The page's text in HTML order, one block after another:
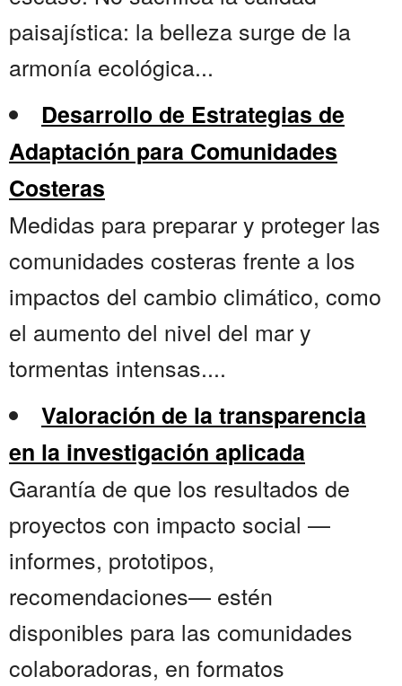
paisajística: la belleza surge de la
armonía ecológica...
Desarrollo de Estrategias de
Adaptación para Comunidades
Costeras
Medidas para preparar y proteger las
comunidades costeras frente a los
impactos del cambio climático, como
el aumento del nivel del mar y
tormentas intensas....
Valoración de la transparencia
en la investigación aplicada
Garantía de que los resultados de
proyectos con impacto social —
informes, prototipos,
recomendaciones— estén
disponibles para las comunidades
colaboradoras, en formatos